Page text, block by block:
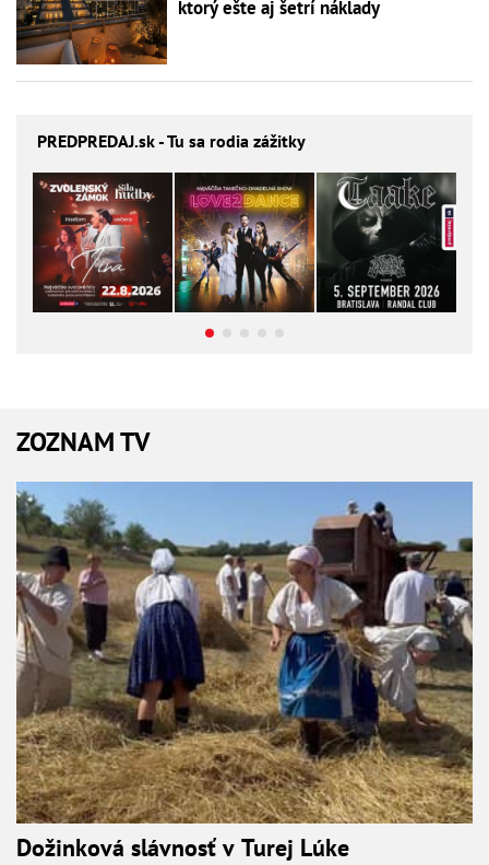
ktorý ešte aj šetrí náklady
PREDPREDAJ.sk - Tu sa rodia zážitky
ZOZNAM TV
Dožinková slávnosť v Turej Lúke